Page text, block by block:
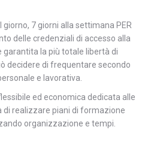
giorno, 7 giorni alla settimana PER
delle credenziali di accesso alla
la più totale libertà di
decidere di frequentare secondo
e lavorativa.
ed economica dedicata alle
di realizzare piani di formazione
organizzazione e tempi.